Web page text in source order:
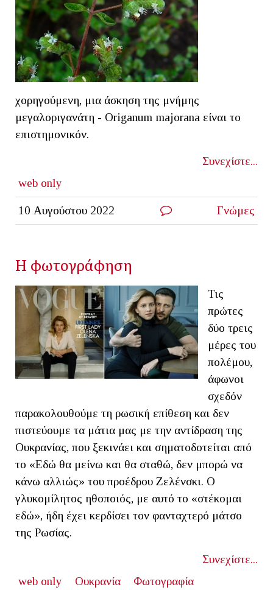
χορηγούμενη, μια άσκηση της μνήμης
μεγαλοριγανάτη - Origanum majorana είναι το
επιστημονικόν.
Συνεχίστε...
web only
10 Αυγούστου 2022 Γνώμες
Η φωτογράφηση
Τις
πρώτες
δύο τρεις
μέρες του
πολέμου,
άφωνοι
σχεδόν
παρακολουθούμε τη ρωσική επίθεση και δεν
πιστεύουμε τα μάτια μας με την αντίδραση της
Ουκρανίας, που ξεκινάει και σηματοδοτείται από
το «Εδώ θα μείνω και θα σταθώ, δεν μπορώ να
κάνω αλλιώς» του προέδρου Ζελένσκι. Ο
γλυκομίλητος ηθοποιός, με αυτό το «στέκομαι
εδώ», ήδη έχει κερδίσει τον φανταχτερό μάτσο
της Ρωσίας.
Συνεχίστε...
web only
Ουκρανία Φωτογραφία